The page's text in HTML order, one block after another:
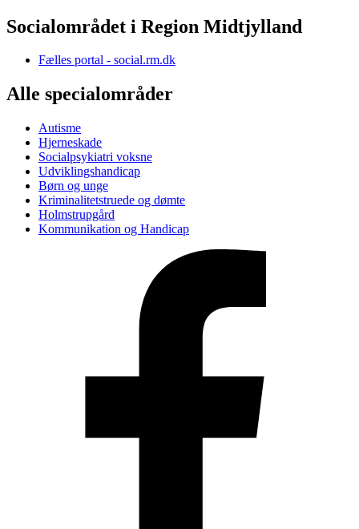
Socialområdet i Region Midtjylland
Fælles portal - social.rm.dk
Alle specialområder
Autisme
Hjerneskade
Socialpsykiatri voksne
Udviklingshandicap
Børn og unge
Kriminalitetstruede og dømte
Holmstrupgård
Kommunikation og Handicap